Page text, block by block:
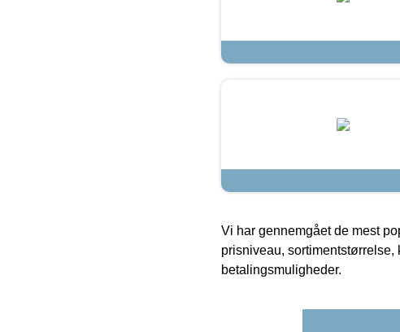
Vi har gennemgået de mest
prisniveau,
betalingsmuligheder.